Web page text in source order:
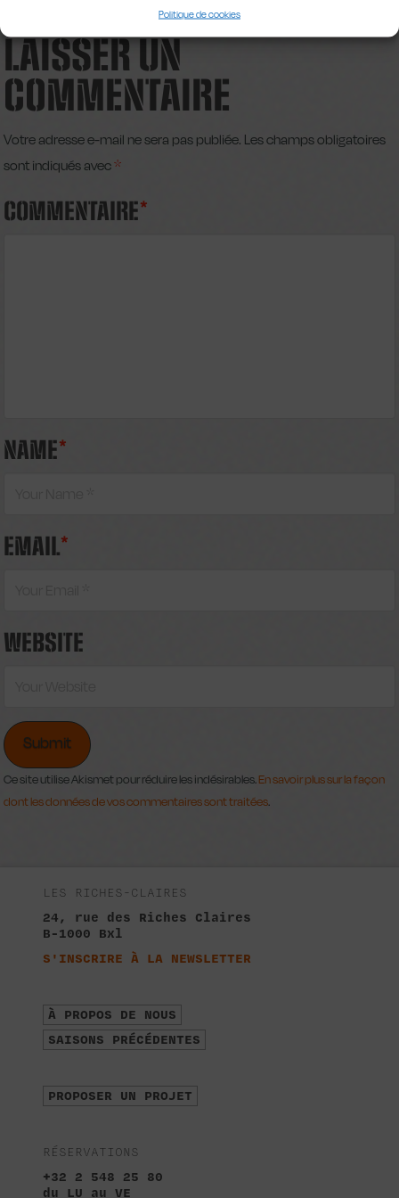
Politique de cookies
LAISSER UN
COMMENTAIRE
Votre adresse e-mail ne sera pas publiée. Les champs obligatoires
sont indiqués avec*
COMMENTAIRE*
NAME*
EMAIL*
WEBSITE
Ce site utilise Akismet pour réduire les indésirables.En savoir plus sur la façon
dont les données de vos commentaires sont traitées.
LES RICHES-CLAIRES
24, rue des Riches Claires
B-1000 Bxl
S'INSCRIRE À LA NEWSLETTER
À PROPOS DE NOUS
SAISONS PRÉCÉDENTES
PROPOSER UN PROJET
RÉSERVATIONS
+32 2 548 25 80
du LU au VE